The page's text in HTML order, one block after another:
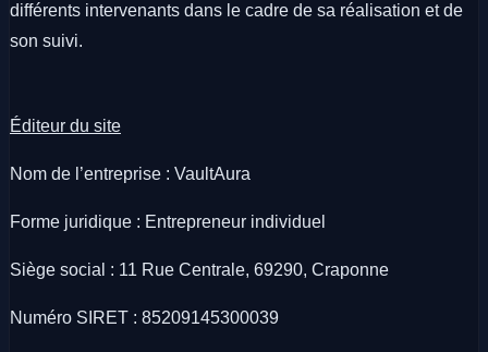
différents intervenants dans le cadre de sa réalisation et de
son suivi.
Éditeur du site
Nom de l’entreprise : VaultAura
Forme juridique : Entrepreneur individuel
Siège social : 11 Rue Centrale, 69290, Craponne
Numéro SIRET : 85209145300039